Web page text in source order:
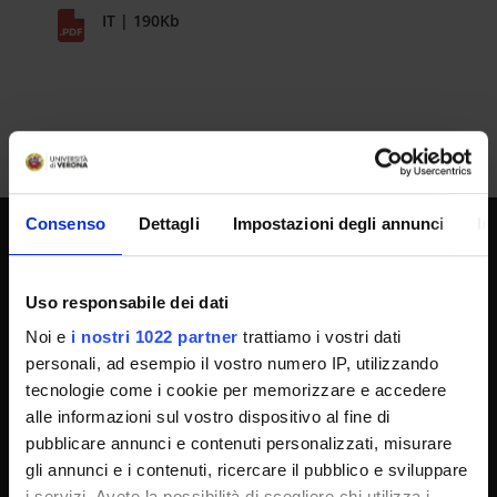
Consenso Dettagli Impostazioni degli annunci
Uso responsabile dei dati
Noi e i nostri 1022 partner trattiamo i vostri dati
personali, ad esempio il vostro numero IP, utilizzando
tecnologie come i cookie per memorizzare e accedere
alle informazioni sul vostro dispositivo al fine di
pubblicare annunci e contenuti personalizzati, misurare
gli annunci e i contenuti, ricercare il pubblico e sviluppare
IT | 190Kb
Transparency
Official University Register
Job vacancies
Procurement